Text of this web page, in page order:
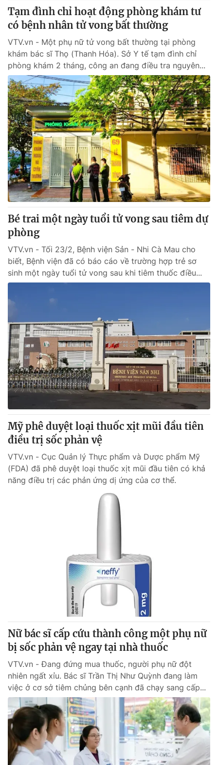
Tạm đình chỉ hoạt động phòng khám tư
có bệnh nhân tử vong bất thường
VTV.vn - Một phụ nữ tử vong bất thường tại phòng
khám bác sĩ Thọ (Thanh Hóa). Sở Y tế tạm đình chỉ
phòng khám 2 tháng, công an đang điều tra nguyên...
Bé trai một ngày tuổi tử vong sau tiêm dự
phòng
VTV.vn - Tối 23/2, Bệnh viện Sản - Nhi Cà Mau cho
biết, Bệnh viện đã có báo cáo về trường hợp trẻ sơ
sinh một ngày tuổi tử vong sau khi tiêm thuốc điều...
Mỹ phê duyệt loại thuốc xịt mũi đầu tiên
điều trị sốc phản vệ
VTV.vn - Cục Quản lý Thực phẩm và Dược phẩm Mỹ
(FDA) đã phê duyệt loại thuốc xịt mũi đầu tiên có khả
năng điều trị các phản ứng dị ứng của cơ thể.
Nữ bác sĩ cấp cứu thành công một phụ nữ
bị sốc phản vệ ngay tại nhà thuốc
VTV.vn - Đang đứng mua thuốc, người phụ nữ đột
nhiên ngất xỉu. Bác sĩ Trần Thị Như Quỳnh đang làm
việc ở cơ sở tiêm chủng bên cạnh đã chạy sang cấp...